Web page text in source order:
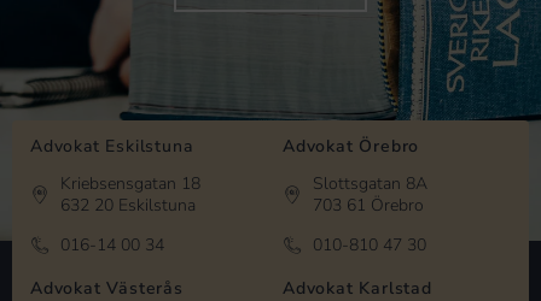
Advokat Eskilstuna
Kriebsensgatan 18
632 20 Eskilstuna
016-14 00 34
Advokat Örebro
Slottsgatan 8A
703 61 Örebro
010-810 47 30
Advokat Västerås
Advokat Karlstad